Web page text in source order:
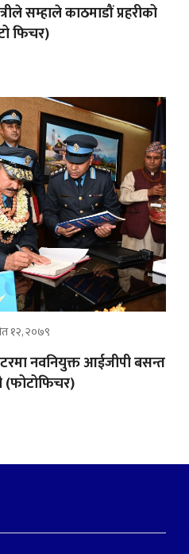
सम्हाले काठमाडौं प्रहरीको
फिचर)
१२, २०७९
नवनियुक्त आईजीपी बसन्त
(फोटोफिचर)